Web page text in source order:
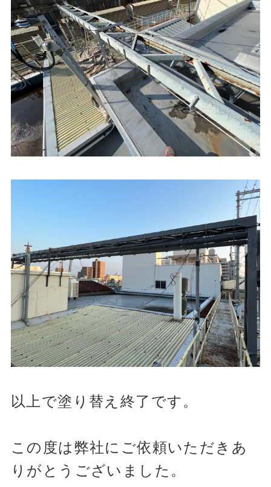
以上で塗り替え終了です。
この度は弊社にご依頼いただきあ
りがとうございました。